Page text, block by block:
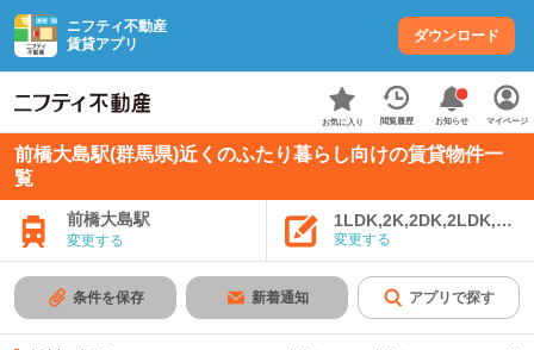
ニフティ不動産
賃貸アプリ
ダウンロード
お気に入り 閲覧履歴 お知らせ マイページ
前橋大島駅(群馬県)近くのふたり暮らし向けの賃貸物件一
覧
前橋大島駅
変更する 変更する
条件を保存 新着通知 アプリで探す